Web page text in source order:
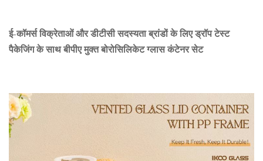
ई-कॉमर्स विक्रेताओं और डीटीसी सदस्यता ब्रांडों के लिए ड्रॉप टेस्ट
पैकेजिंग के साथ बीपीए मुक्त बोरोसिलिकेट ग्लास कंटेनर सेट